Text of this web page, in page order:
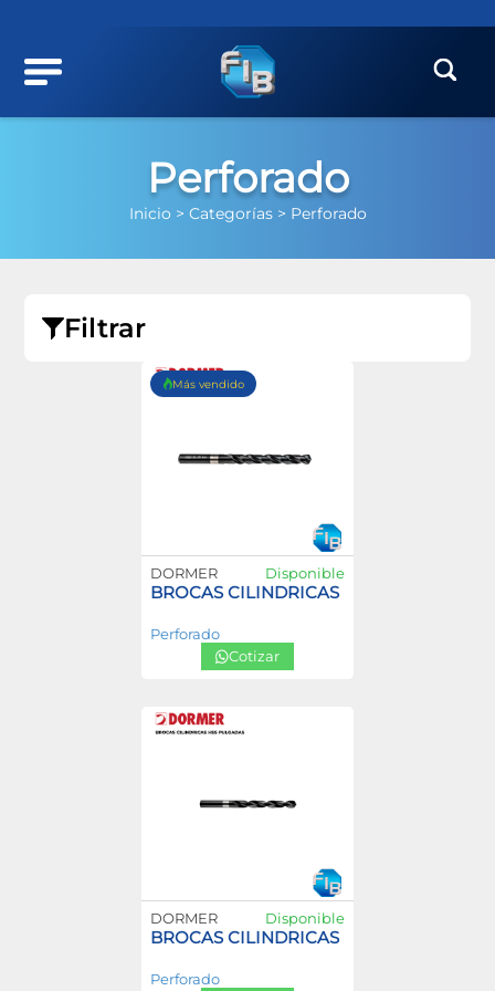
Perforado
Inicio > Categorías > Perforado
Filtrar
Más vendido
DORMER Disponible
Perforado
Cotizar
DORMER Disponible
Perforado